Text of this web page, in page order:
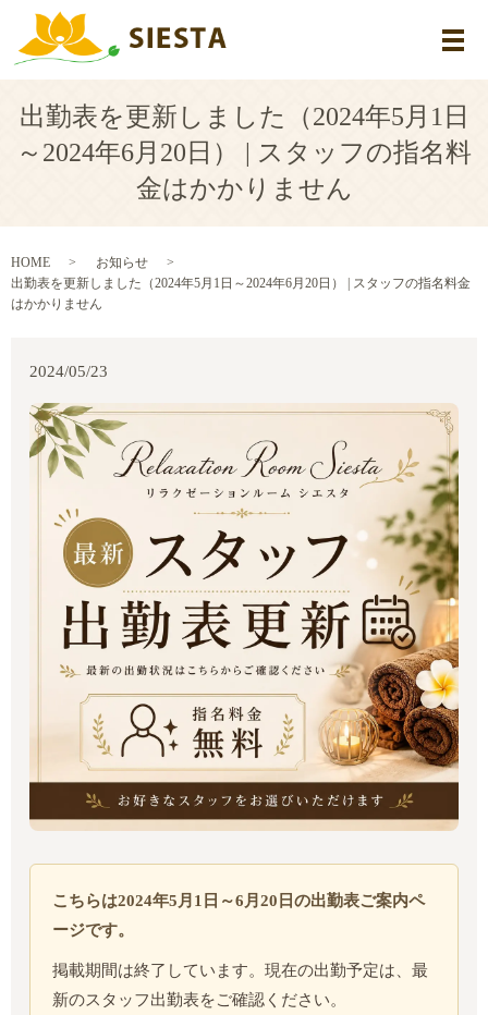
メ
出勤表を更新しました（2024年5月1日
～2024年6月20日） | スタッフの指名料
金はかかりません
HOME
お知らせ
出勤表を更新しました（2024年5月1日～2024年6月20日） | スタッフの指名料金
はかかりません
2024/05/23
こちらは2024年5月1日～6月20日の出勤表ご案内ペ
ージです。
掲載期間は終了しています。現在の出勤予定は、最
新のスタッフ出勤表をご確認ください。